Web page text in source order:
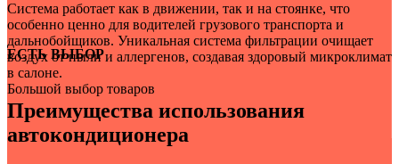
Система работает как в движении, так и на стоянке, что
особенно ценно для водителей грузового транспорта и
дальнобойщиков. Уникальная система фильтрации очищает
воздух от пыли и аллергенов, создавая здоровый микроклимат
в салоне.
Преимущества использования
автокондиционера
ЕСТЬ ВЫБОР
Большой выбор товаров